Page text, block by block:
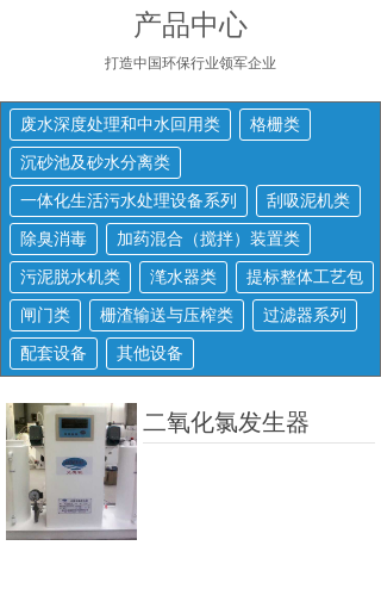
产品中心
打造中国环保行业领军企业
废水深度处理和中水回用类
格栅类
沉砂池及砂水分离类
一体化生活污水处理设备系列
刮吸泥机类
除臭消毒
加药混合（搅拌）装置类
污泥脱水机类
滗水器类
提标整体工艺包
闸门类
栅渣输送与压榨类
过滤器系列
配套设备
其他设备
二氧化氯发生器